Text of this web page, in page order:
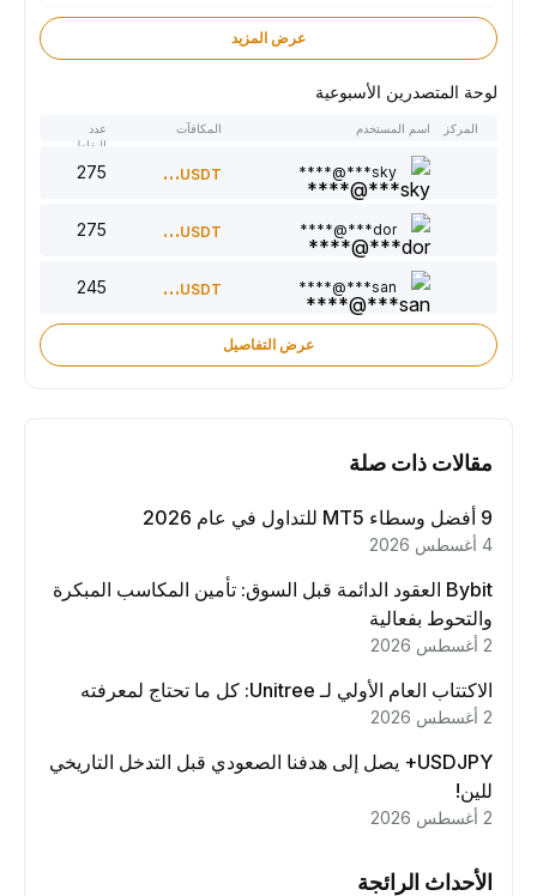
عرض المزيد
لوحة المتصدرين الأسبوعية
المركز اسم المستخدم المكافآت
النقاط
sky***@****
300USDT
dor***@****
220USDT
san***@****
150USDT
عرض التفاصيل
مقالات ذات صلة
Bybit العقود الدائمة قبل السوق: تأمين المكاسب المبكرة
والتحوط بفعالية
الاكتتاب العام الأولي لـ Unitree: كل ما تحتاج لمعرفته
USDJPY+ يصل إلى هدفنا الصعودي قبل التدخل التاريخي
للين!
الأحداث الرائجة